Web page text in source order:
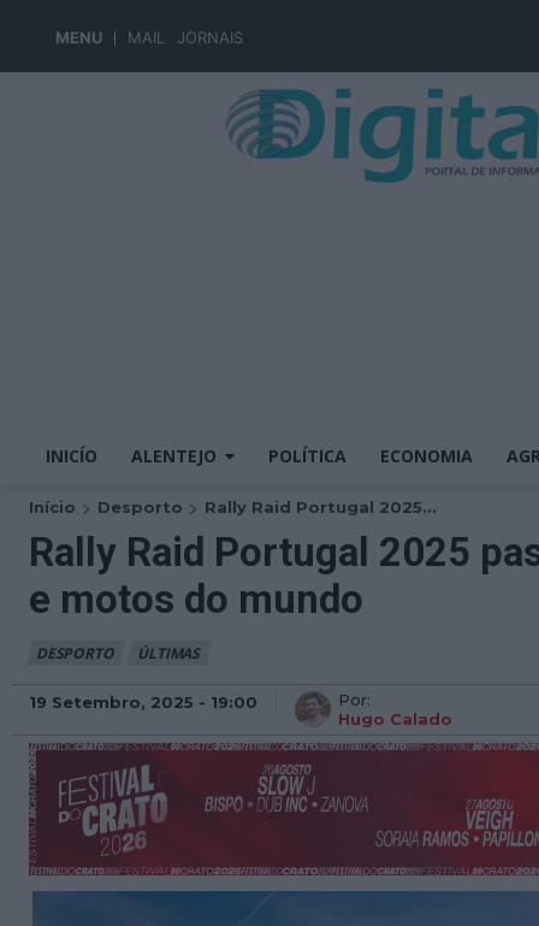
MENU MAIL JORNAIS
INICÍO ALENTEJO POLÍTICA ECONOMIA
Início Desporto Rally Raid Portugal 2025...
Rally Raid Portugal 2025
e motos do mundo
DESPORTO ÚLTIMAS
19 Setembro, 2025 - 19:00
Por:
Hugo Calado